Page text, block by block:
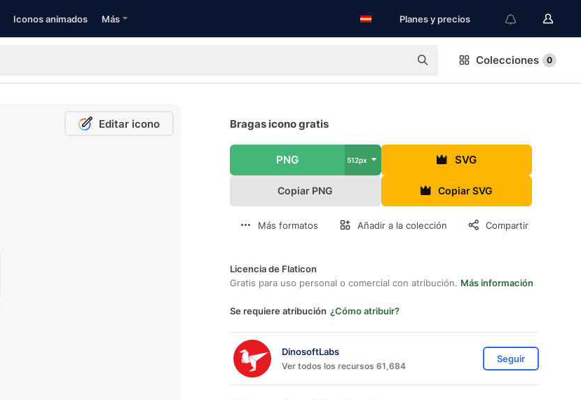
Iconos animados Más Planes y precios
Colecciones 0
Editar icono Bragas icono gratis
PNG 512px SVG
Copiar PNG Copiar SVG
Más formatos Añadir a la colección Compartir
Licencia de Flaticon
Gratis para uso personal o comercial con atribución. Más información
Se requiere atribución ¿Cómo atribuir?
DinosoftLabs
Ver todos los recursos 61,684
Seguir